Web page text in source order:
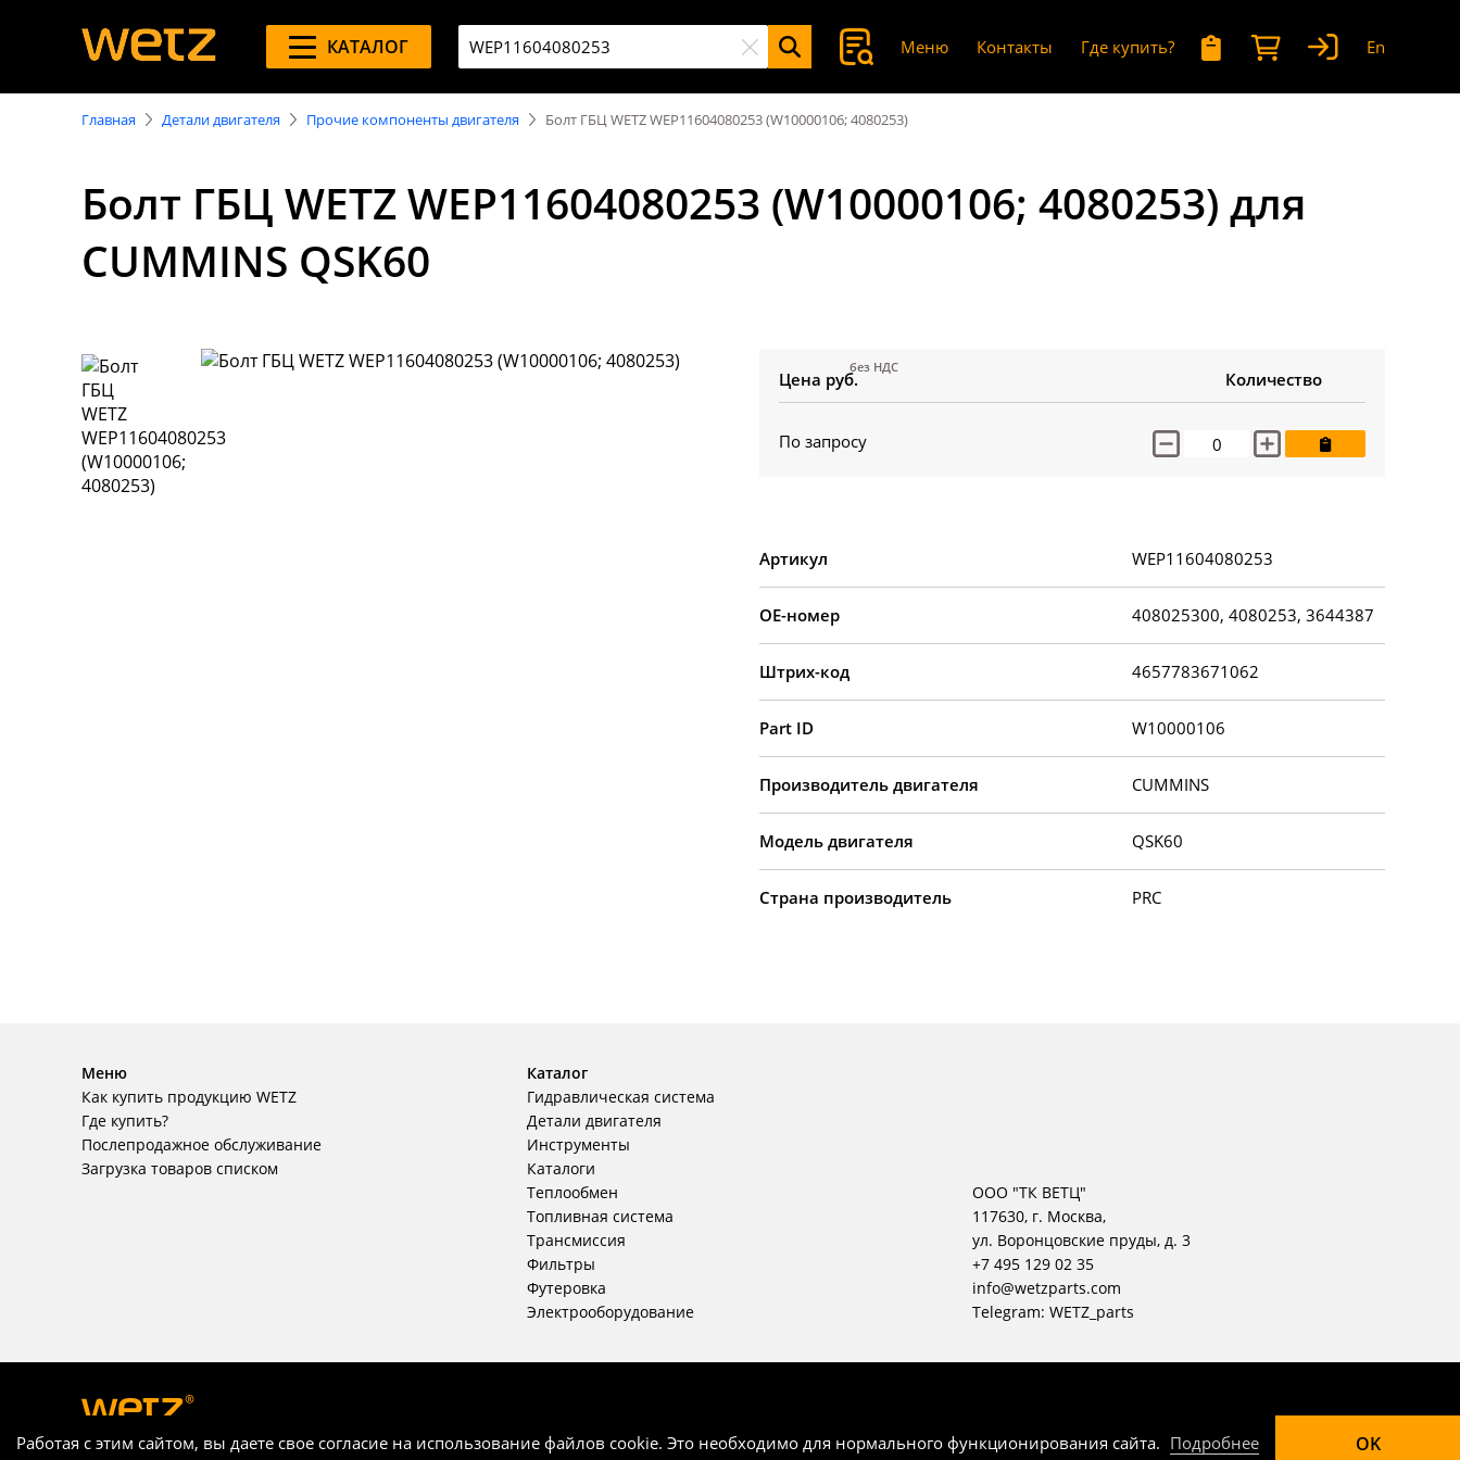
КАТАЛОГ Меню Контакты Где купить? En
Главная Детали двигателя Прочие компоненты двигателя Болт ГБЦ WETZ WEP11604080253 (W10000106; 4080253)
Болт ГБЦ WETZ WEP11604080253 (W10000106; 4080253) для
CUMMINS QSK60
Цена руб.
без НДС
Количество
По запросу
Артикул WEP11604080253
OE-номер 408025300, 4080253, 3644387
Штрих-код 4657783671062
Part ID W10000106
Производитель двигателя CUMMINS
Модель двигателя QSK60
Страна производитель PRC
Меню
Как купить продукцию WETZ
Где купить?
Послепродажное обслуживание
Загрузка товаров списком
Каталог
Гидравлическая система
Детали двигателя
Инструменты
Каталоги
Теплообмен
Топливная система
Трансмиссия
Фильтры
Футеровка
Электрооборудование
ООО "ТК ВЕТЦ"
117630, г. Москва,
ул. Воронцовские пруды, д. 3
+7 495 129 02 35
info@wetzparts.com
Telegram: WETZ_parts
© WETZ, 2004 — 2026
Работая с этим сайтом, вы даете свое согласие на использование файлов cookie. Это необходимо для нормального функционирования сайта. Подробнее OK